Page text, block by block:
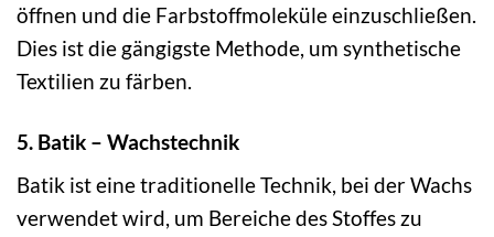
öffnen und die Farbstoffmoleküle einzuschließen.
Dies ist die gängigste Methode, um synthetische
Textilien zu färben.
5. Batik – Wachstechnik
Batik ist eine traditionelle Technik, bei der Wachs
verwendet wird, um Bereiche des Stoffes zu